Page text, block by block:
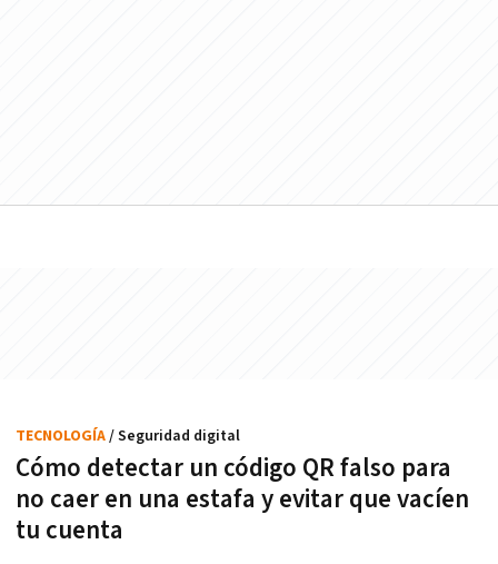
Cómo detectar un código QR falso para
no caer en una estafa y evitar que vacíen
tu cuenta
TECNOLOGÍA/ Seguridad digital